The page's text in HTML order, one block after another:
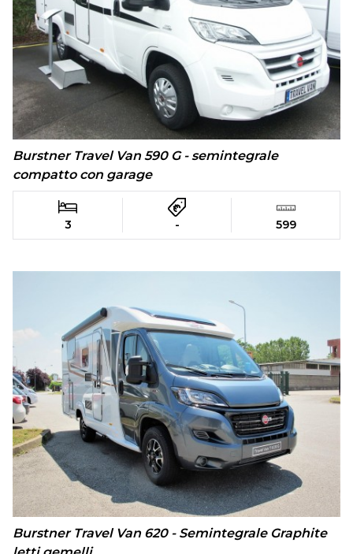
Burstner Travel Van 590 G - semintegrale
compatto con garage
3 - 599
Burstner Travel Van 620 - Semintegrale Graphite